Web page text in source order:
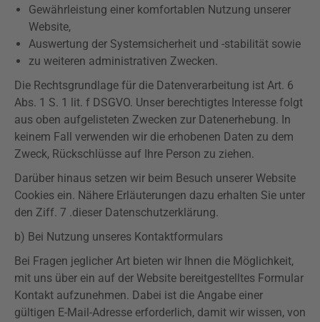
Gewährleistung einer komfortablen Nutzung unserer
Website,
Auswertung der Systemsicherheit und -stabilität sowie
zu weiteren administrativen Zwecken.
Die Rechtsgrundlage für die Datenverarbeitung ist Art. 6
Abs. 1 S. 1 lit. f DSGVO. Unser berechtigtes Interesse folgt
aus oben aufgelisteten Zwecken zur Datenerhebung. In
keinem Fall verwenden wir die erhobenen Daten zu dem
Zweck, Rückschlüsse auf Ihre Person zu ziehen.
Darüber hinaus setzen wir beim Besuch unserer Website
Cookies ein. Nähere Erläuterungen dazu erhalten Sie unter
den Ziff. 7 .dieser Datenschutzerklärung.
b) Bei Nutzung unseres Kontaktformulars
Bei Fragen jeglicher Art bieten wir Ihnen die Möglichkeit,
mit uns über ein auf der Website bereitgestelltes Formular
Kontakt aufzunehmen. Dabei ist die Angabe einer
gültigen E-Mail-Adresse erforderlich, damit wir wissen, von